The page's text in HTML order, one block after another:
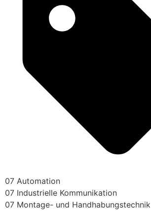
07 Automation
07 Industrielle Kommunikation
07 Montage- und Handhabungstechnik